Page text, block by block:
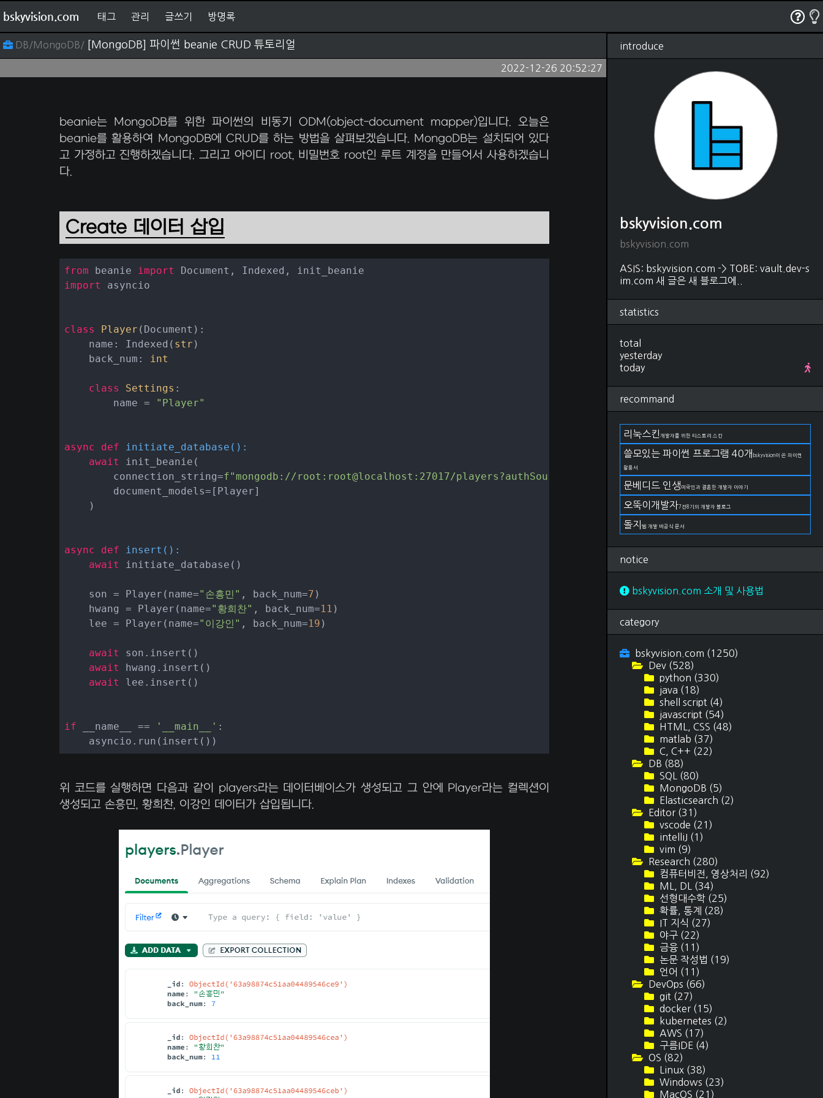
bskyvision.com 태그 관리 글쓰기 방명록
DB/MongoDB/ [MongoDB] 파이썬 beanie CRUD 튜토리얼
2022-12-26 20:52:27
beanie는 MongoDB를 위한 파이썬의 비동기 ODM(object-document mapper)입니다. 오늘은
beanie를 활용하여 MongoDB에 CRUD를 하는 방법을 살펴보겠습니다. MongoDB는 설치되어 있다
고 가정하고 진행하겠습니다. 그리고 아이디 root, 비밀번호 root인 루트 계정을 만들어서 사용하겠습니
다.
Create 데이터 삽입
from beanie import
import
asyncio
class Player ( Document ):
    name: Indexed(
str )
    back_num:
int
class Settings :
        name =
"Player"
async def initiate_database ():
await
init_beanie(
        connection_string=
f"mongodb://root:root@localhost:27017/players?authSource=admin"
        document_models=[Player]
    )
async def insert ():
await
initiate_database()
    son = Player(name=
"손흥민" , back_num=7 )
    hwang = Player(name=
"황희찬" , back_num=11 )
    lee = Player(name=
"이강인" , back_num=19 )
await
son.insert()
await
hwang.insert()
await
lee.insert()
if __name__ == '__main__' :
    asyncio.run(insert())
위 코드를 실행하면 다음과 같이 players라는 데이터베이스가 생성되고 그 안에 Player라는 컬렉션이
생성되고 손흥민, 황희찬, 이강인 데이터가 삽입됩니다.
introduce
bskyvision.com
bskyvision.com
ASIS: bskyvision.com -> TOBE: vault.dev-s
im.com 새 글은 새 블로그에..
statistics
total
yesterday
today
recommand
리눅스킨 개발자를 위한 티스토리 스킨
쓸모있는 파이썬 프로그램 40개 bskyvision이 쓴 파이썬
활용서
문베디드 인생 미국인과 결혼한 개발자 이야기
오뚝이개발자7전8기의 개발자 블로그
돌지 웹 개발 비공식 문서
notice
bskyvision.com 소개 및 사용법
category
bskyvision.com (1250)
Dev (528)
python (330)
java (18)
shell script (4)
javascript (54)
HTML, CSS (48)
matlab (37)
C, C++ (22)
DB (88)
SQL (80)
MongoDB (5)
Elasticsearch (2)
Editor (31)
vscode (21)
intelliJ (1)
vim (9)
Research (280)
컴퓨터비전, 영상처리 (92)
ML, DL (34)
선형대수학 (25)
확률, 통계 (28)
IT 지식 (27)
야구 (22)
금융 (11)
논문 작성법 (19)
언어 (11)
DevOps (66)
git (27)
docker (15)
kubernetes (2)
AWS (17)
구름IDE (4)
OS (82)
Linux (38)
Windows (23)
MacOS (21)
RSS
bskyvision.com(1250)
(528)
python(330)
java
(4)
matlab
C, C++(22)
(88)
(80)
Elasticsearch
vscode
vim(9)
Research(280)
야구
언어
DevOps
docker
kubernetes(2)
AWS(17)
OS(82)
Linux(38)
Windows(23)
MacOS(21)
Life(174)
문서 작업 (12)